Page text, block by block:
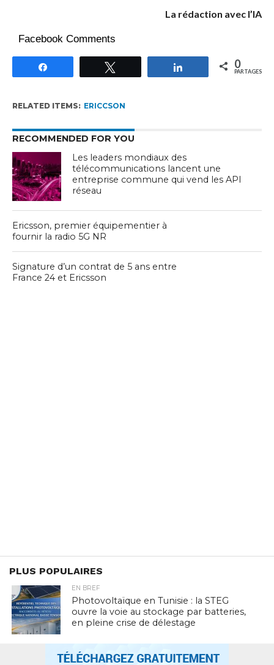
La rédaction avec l’IA
Facebook Comments
Partagez 0
PARTAGES
RELATED ITEMS: ERICCSON
RECOMMENDED FOR YOU
Les leaders mondiaux des
télécommunications lancent une
entreprise commune qui vend les API
réseau
Ericsson, premier équipementier à
fournir la radio 5G NR
Signature d’un contrat de 5 ans entre
France 24 et Ericsson
PLUS POPULAIRES
EN BREF
Photovoltaïque en Tunisie : la STEG
ouvre la voie au stockage par batteries,
en pleine crise de délestage